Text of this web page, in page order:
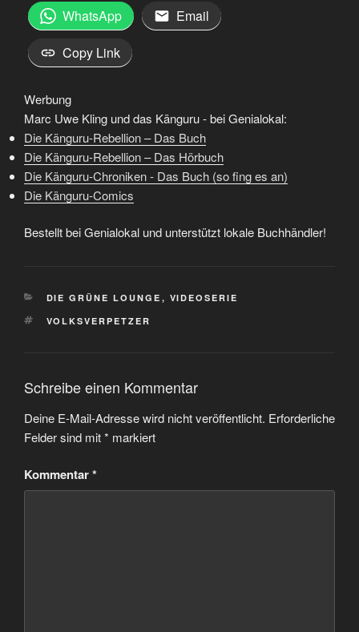
WhatsApp
Email
Copy Link
Werbung
Marc Uwe Kling und das Känguru - bei Genialokal:
Die Känguru-Rebellion – Das Buch
Die Känguru-Rebellion – Das Hörbuch
Die Känguru-Chroniken - Das Buch (so fing es an)
Die Känguru-Comics
Bestellt bei Genialokal und unterstützt lokale Buchhändler!
KATEGORIEN
DIE GRÜNE LOUNGE , VIDEOSERIE
SCHLAGWÖRTER
VOLKSVERPETZER
Schreibe einen Kommentar
Deine E-Mail-Adresse wird nicht veröffentlicht. Erforderliche
Felder sind mit* markiert
Kommentar*